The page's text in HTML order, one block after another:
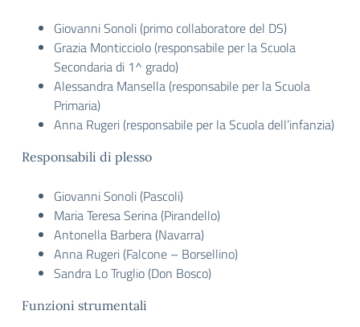
Giovanni Sonoli (primo collaboratore del DS)
Grazia Monticciolo (responsabile per la Scuola
Secondaria di 1^ grado)
Alessandra Mansella (responsabile per la Scuola
Primaria)
Anna Rugeri (responsabile per la Scuola dell’infanzia)
Responsabili di plesso
Giovanni Sonoli (Pascoli)
Maria Teresa Serina (Pirandello)
Antonella Barbera (Navarra)
Anna Rugeri (Falcone – Borsellino)
Sandra Lo Truglio (Don Bosco)
Funzioni strumentali